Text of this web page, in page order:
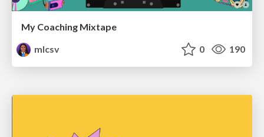
My Coaching Mixtape
mlcsv
0 190